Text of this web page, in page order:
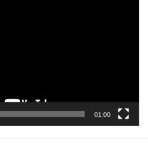
01:00